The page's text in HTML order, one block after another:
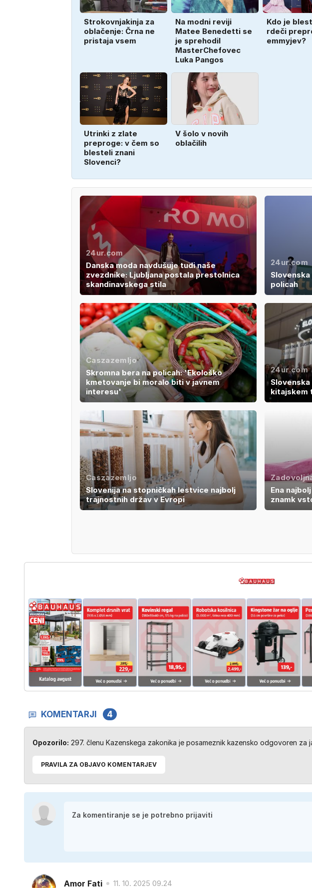
Strokovnjakinja za
oblačenje: Črna ne
pristaja vsem
Na modni reviji
Matee Benedetti se
je sprehodil
MasterChefovec
Luka Pangos
Kdo je
rdeči
emmyjev?
Utrinki z zlate
preproge: v čem so
blesteli znani
Slovenci?
V šolo v novih
oblačilih
24ur.com
Danska moda navdušuje tudi naše
zvezdnike: Ljubljana postala prestolnica
skandinavskega stila
24ur.com
policah
Caszazemljo
Skromna bera na policah: 'Ekološko
kmetovanje bi moralo biti v javnem
interesu'
24ur.com
kitajskem
Caszazemljo
Slovenija na stopničkah lestvice najbolj
trajnostnih držav v Evropi
Ena
znamk
KOMENTARJI 4
Opozorilo: 297. členu Kazenskega zakonika je posameznik kazensko odgovoren
PRAVILA ZA OBJAVO KOMENTARJEV
Amor Fati 11. 10. 2025 09.24